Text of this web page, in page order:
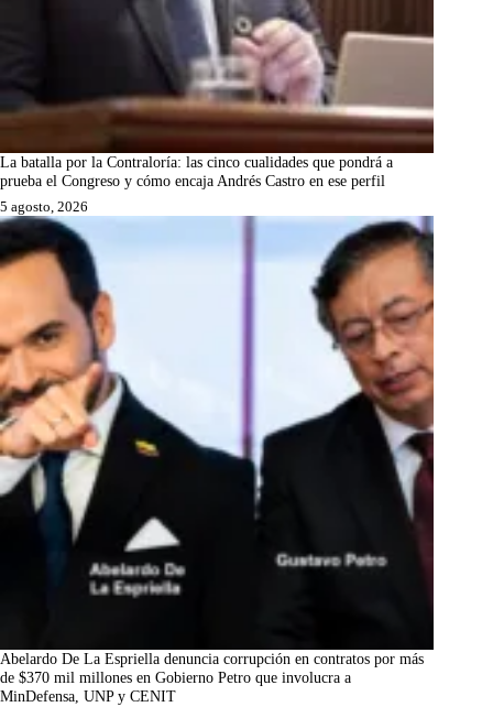
La batalla por la Contraloría: las cinco cualidades que pondrá a
prueba el Congreso y cómo encaja Andrés Castro en ese perfil
5 agosto, 2026
Abelardo De La Espriella denuncia corrupción en contratos por más
de $370 mil millones en Gobierno Petro que involucra a
MinDefensa, UNP y CENIT